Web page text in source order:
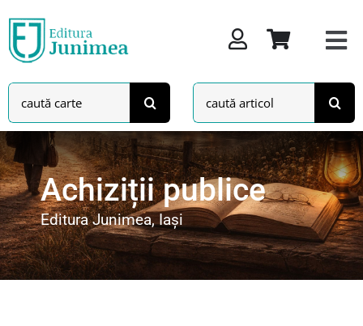
to
content
Search
for:
Search
for:
Achiziții publice
Editura Junimea, Iași